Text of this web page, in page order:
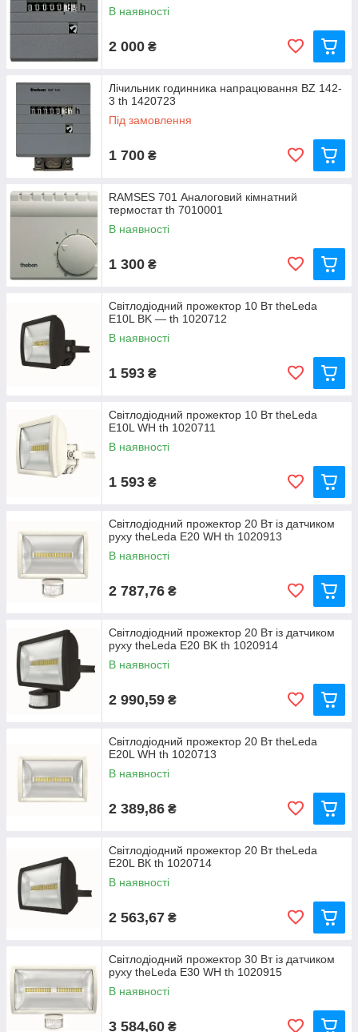
В наявності
2 000 ₴
Лічильник годинника напрацювання BZ 142-
3 th 1420723
Під замовлення
1 700 ₴
RAMSES 701 Аналоговий кімнатний
термостат th 7010001
В наявності
1 300 ₴
Світлодіодний прожектор 10 Вт theLeda
E10L BK — th 1020712
В наявності
1 593 ₴
Світлодіодний прожектор 10 Вт theLeda
E10L WH th 1020711
В наявності
1 593 ₴
Світлодіодний прожектор 20 Вт із датчиком
руху theLeda E20 WH th 1020913
В наявності
2 787,76 ₴
Світлодіодний прожектор 20 Вт із датчиком
руху theLeda E20 BK th 1020914
В наявності
2 990,59 ₴
Світлодіодний прожектор 20 Вт theLeda
E20L WH th 1020713
В наявності
2 389,86 ₴
Світлодіодний прожектор 20 Вт theLeda
E20L ВК th 1020714
В наявності
2 563,67 ₴
Світлодіодний прожектор 30 Вт із датчиком
руху theLeda E30 WH th 1020915
В наявності
3 584,60 ₴